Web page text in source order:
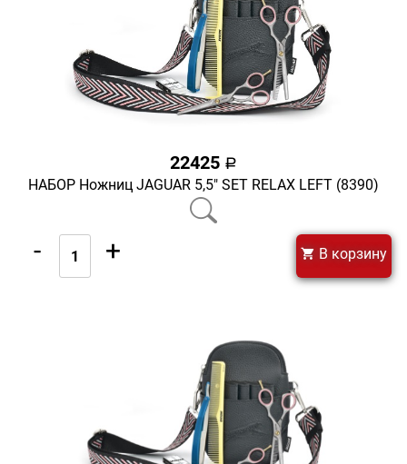
22425 a
НАБОР Ножниц JAGUAR 5,5" SET RELAX LEFT (8390)
- + В корзину